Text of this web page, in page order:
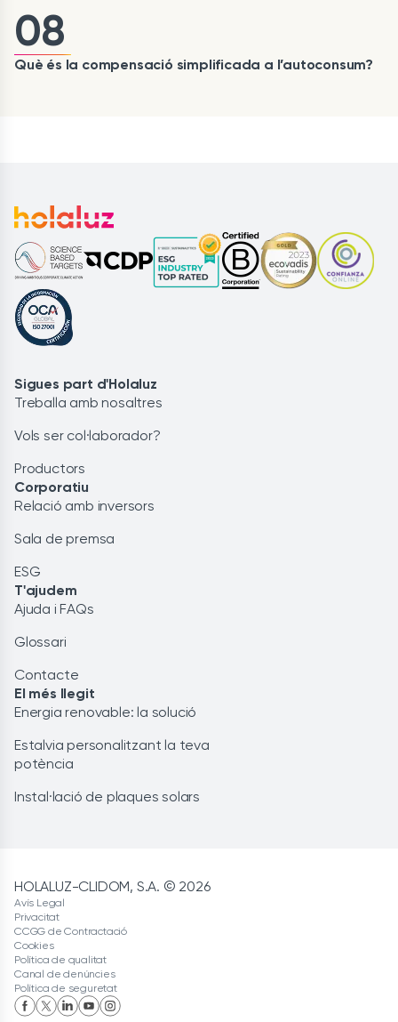
08
Què és la compensació simplificada a l’autoconsum?
Sigues part d'Holaluz
Treballa amb nosaltres
Vols ser col·laborador?
Productors
Corporatiu
Relació amb inversors
Sala de premsa
ESG
T'ajudem
Ajuda i FAQs
Glossari
Contacte
El més llegit
Energia renovable: la solució
Estalvia personalitzant la teva
potència
Instal·lació de plaques solars
HOLALUZ-CLIDOM, S.A. © 2026
Avís Legal
Privacitat
CCGG de Contractació
Cookies
Política de qualitat
Canal de denúncies
Política de seguretat